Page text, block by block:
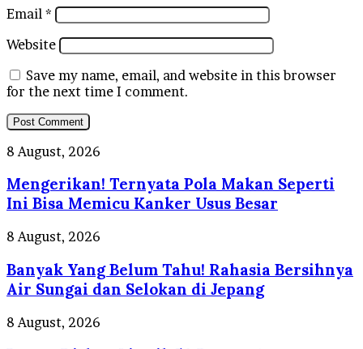
Email *
Website
Save my name, email, and website in this browser
for the next time I comment.
Mengerikan!
Pola
Makan
Seperti
Ini
Memicu
Kanker
Usus
8 August, 2026
Mengerikan! Ternyata Pola Makan Seperti
Ini Bisa Memicu Kanker Usus Besar
Banyak
Belum
Tahu!
Rahasia
Bersihnya
8 August, 2026
Banyak Yang Belum Tahu! Rahasia Bersihnya
Air Sungai dan Selokan di Jepang
Promo
8 August, 2026